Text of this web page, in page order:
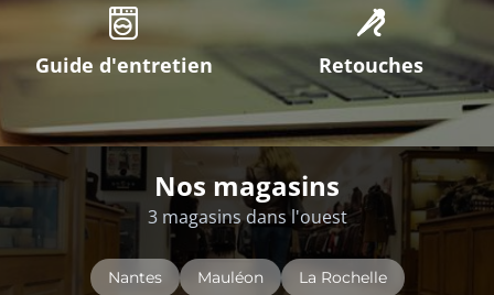
Guide d'entretien Retouches
Nos magasins
3 magasins dans l'ouest
Nantes Mauléon La Rochelle